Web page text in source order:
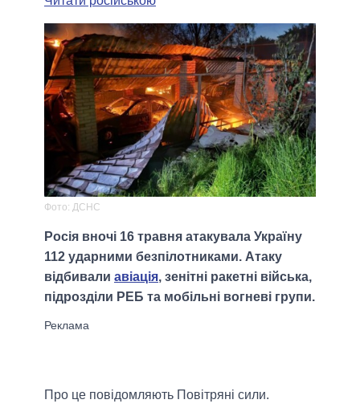
Фото: ДСНС
Росія вночі 16 травня атакувала Україну
112 ударними безпілотниками. Атаку
відбивали авіація, зенітні ракетні війська,
підрозділи РЕБ та мобільні вогневі групи.
Про це повідомляють Повітряні сили.